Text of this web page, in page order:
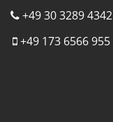
+49 30 3289 4342
+49 173 6566 955